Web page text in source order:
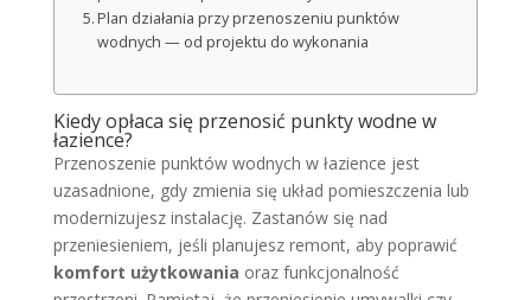
Plan działania przy przenoszeniu punktów
wodnych — od projektu do wykonania
Kiedy opłaca się przenosić punkty wodne w
łazience?
Przenoszenie punktów wodnych w łazience jest
uzasadnione, gdy zmienia się układ pomieszczenia lub
modernizujesz instalację. Zastanów się nad
przeniesieniem, jeśli planujesz remont, aby poprawić
komfort użytkowania oraz funkcjonalność